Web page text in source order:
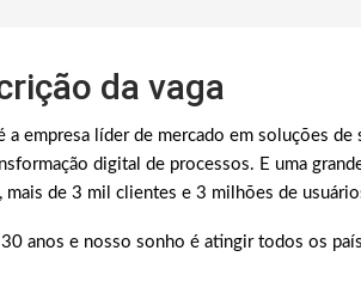
da vaga
a empresa líder de mercado em soluções
digital de processos. E uma
mais de 3 mil clientes e 3 milhões de
anos e nosso sonho é atingir todos os